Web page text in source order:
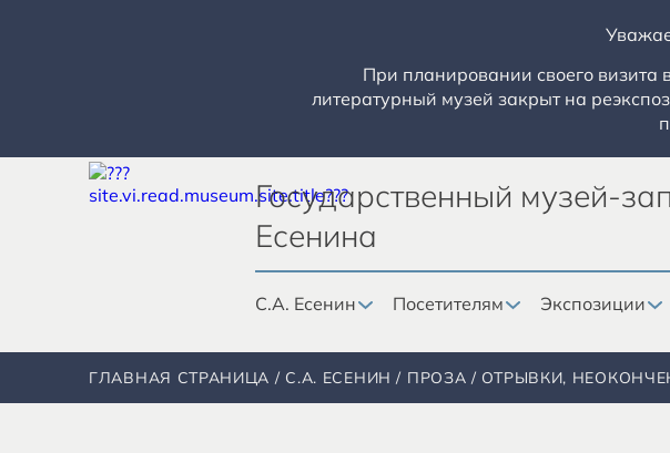
При планировании своего визита
литературный музей закрыт на
Государственный музей-
Есенина
С.А. Есенин Посетителям Экспозиции
ГЛАВНАЯ СТРАНИЦА С.А. ЕСЕНИН ПРОЗА ОТРЫВКИ,